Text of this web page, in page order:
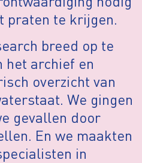
praten te krijgen.
breed op te
het archief en
overzicht van
We gingen
gevallen door
En we maakten
in